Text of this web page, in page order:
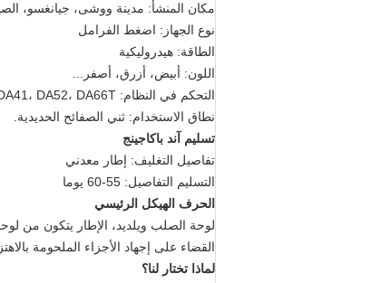
مكان المنشأ: مدينة ووشى، جيانغسو،
نوع الجهاز: اضغط الفرامل
الطاقة: هيدروليكية
اللون: أبيض، أزرق، أصفر...
التحكم في النظام: E21، DA41، DA52، DA66T...
نطاق الاستخدام: ثني الصفائح الحديدية.
تسليم آند باكاجينج
تفاصيل التغليف: إطار معدني
التسليم التفاصيل: 55-60 يوما
الحرف الهيكل الرئيسي
لوحة الصلب ويلديد، الإطار يتكون من
القضاء على إجهاد الأجزاء الملحومة
لماذا تختار لنا؟